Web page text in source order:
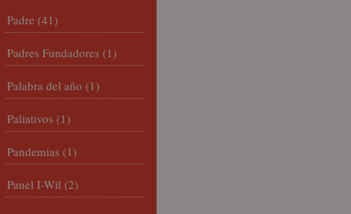
Padre (41)
Padres Fundadores (1)
Palabra del año (1)
Paliativos (1)
Pandemias (1)
Panel I-Wil (2)